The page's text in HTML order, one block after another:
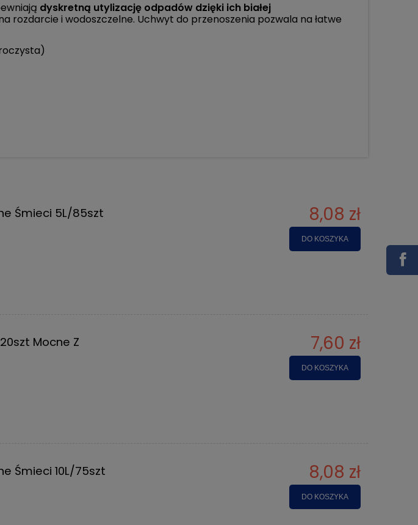
dyskretną utylizację odpadów dzięki ich białej
rozdarcie i wodoszczelne. Uchwyt do przenoszenia pozwala na łatwe
Śmieci 5L/85szt
8,08 zł
DO KOSZYKA
Mocne Z
7,60 zł
DO KOSZYKA
Śmieci 10L/75szt
8,08 zł
DO KOSZYKA